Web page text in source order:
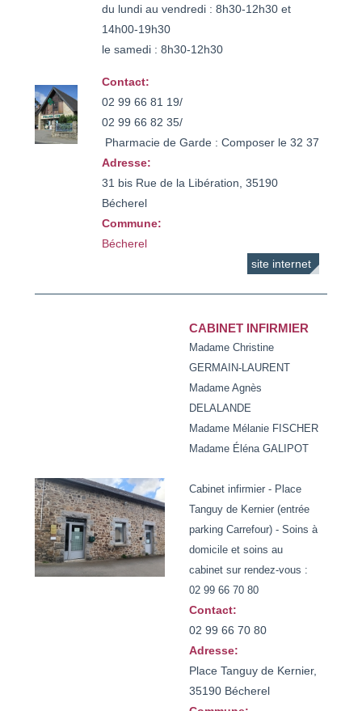
du lundi au vendredi : 8h30-12h30 et
14h00-19h30
le samedi : 8h30-12h30
Contact:
02 99 66 81 19/
02 99 66 82 35/
Pharmacie de Garde : Composer le 32 37
Adresse:
31 bis Rue de la Libération, 35190
Bécherel
Commune:
Bécherel
site internet
CABINET INFIRMIER
Madame Christine
GERMAIN-LAURENT
Madame Agnès
DELALANDE
Madame Mélanie FISCHER
Madame Éléna GALIPOT
Cabinet infirmier - Place
Tanguy de Kernier (entrée
parking Carrefour) - Soins à
domicile et soins au
cabinet sur rendez-vous :
02 99 66 70 80
Contact:
02 99 66 70 80
Adresse:
Place Tanguy de Kernier,
35190 Bécherel